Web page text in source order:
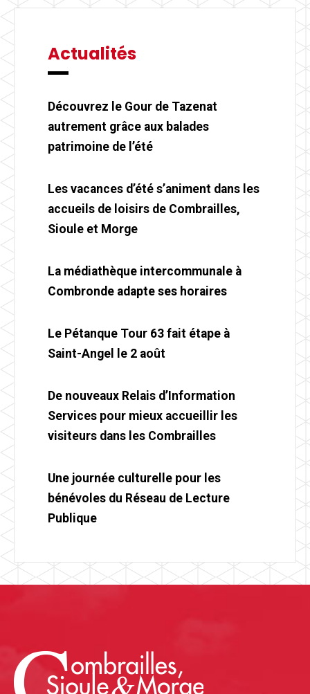
Actualités
Découvrez le Gour de Tazenat
autrement grâce aux balades
patrimoine de l’été
Les vacances d’été s’animent dans les
accueils de loisirs de Combrailles,
Sioule et Morge
La médiathèque intercommunale à
Combronde adapte ses horaires
Le Pétanque Tour 63 fait étape à
Saint-Angel le 2 août
De nouveaux Relais d’Information
Services pour mieux accueillir les
visiteurs dans les Combrailles
Une journée culturelle pour les
bénévoles du Réseau de Lecture
Publique